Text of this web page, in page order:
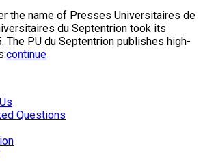
the name of Presses Universitaires de
du Septentrion took its
The PU du Septentrion publishes high-
continue
Questions